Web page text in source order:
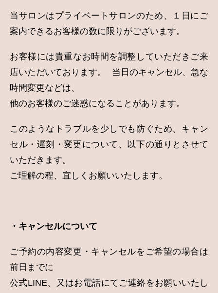
当サロンはプライベートサロンのため、１日にご
案内できるお客様の数に限りがございます。
お客様には貴重なお時間を調整していただきご来
店いただいております。 当日のキャンセル、急な
時間変更などは、
他のお客様のご迷惑になることがあります。
このようなトラブルを少しでも防ぐため、キャン
セル・遅刻・変更について、以下の通りとさせて
いただきます。
ご理解の程、宜しくお願いいたします。
・キャンセルについて
ご予約の内容変更・キャンセルをご希望の場合は
前日までに
公式LINE、又はお電話にてご連絡をお願いいたし